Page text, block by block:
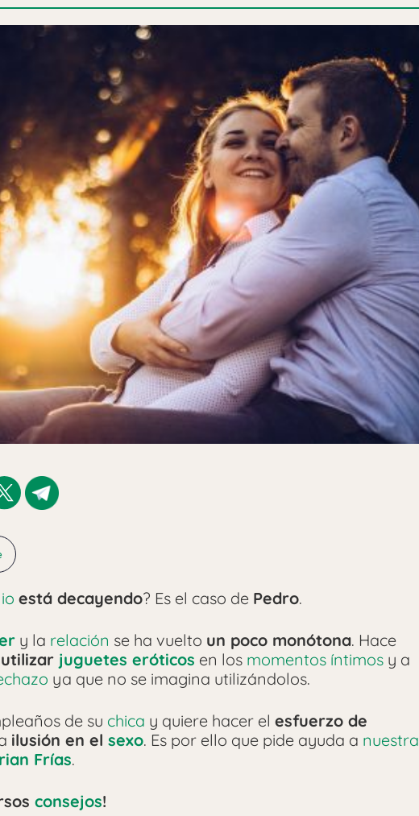
está decayendo? Es el caso de Pedro.
y la relación se ha vuelto un poco monótona. Hace
utilizar juguetes eróticos en los momentos íntimos y a
ya que no se imagina utilizándolos.
de su chica y quiere hacer el esfuerzo de
ilusión en el sexo. Es por ello que pide ayuda a nuestra
Frías.
consejos!